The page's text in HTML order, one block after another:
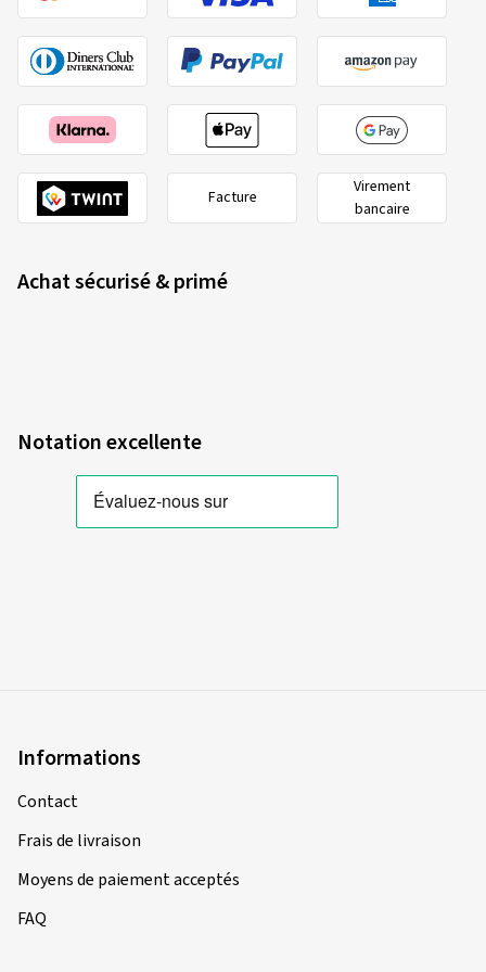
Facture
Virement
bancaire
Achat sécurisé & primé
Notation excellente
Informations
Contact
Frais de livraison
Moyens de paiement acceptés
FAQ